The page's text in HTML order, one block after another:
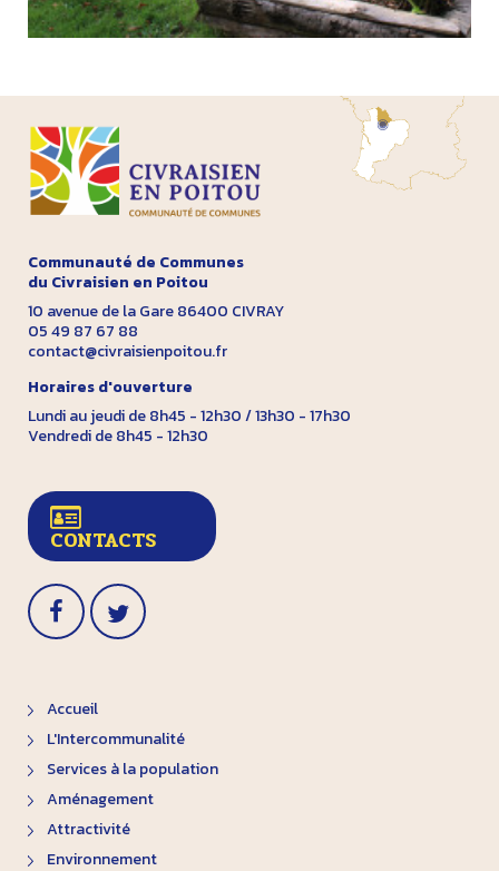
Communauté de Communes
du Civraisien en Poitou
10 avenue de la Gare 86400 CIVRAY
05 49 87 67 88
contact@civraisienpoitou.fr
Horaires d'ouverture
Lundi au jeudi de 8h45 - 12h30 / 13h30 - 17h30
Vendredi de 8h45 - 12h30
CONTACTS
Accueil
L'Intercommunalité
Services à la population
Aménagement
Attractivité
Environnement